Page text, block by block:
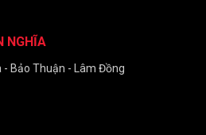
NGHĨA
- Bảo Thuận - Lâm Đồng